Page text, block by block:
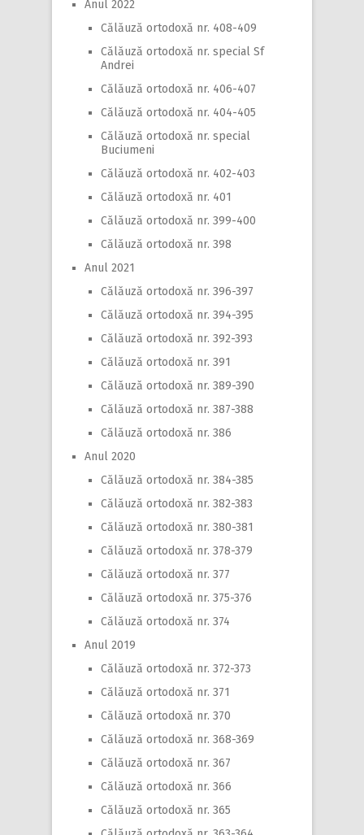
Anul 2022
Călăuză ortodoxă nr. 408-409
Călăuză ortodoxă nr. special Sf
Andrei
Călăuză ortodoxă nr. 406-407
Călăuză ortodoxă nr. 404-405
Călăuză ortodoxă nr. special
Buciumeni
Călăuză ortodoxă nr. 402-403
Călăuză ortodoxă nr. 401
Călăuză ortodoxă nr. 399-400
Călăuză ortodoxă nr. 398
Anul 2021
Călăuză ortodoxă nr. 396-397
Călăuză ortodoxă nr. 394-395
Călăuză ortodoxă nr. 392-393
Călăuză ortodoxă nr. 391
Călăuză ortodoxă nr. 389-390
Călăuză ortodoxă nr. 387-388
Călăuză ortodoxă nr. 386
Anul 2020
Călăuză ortodoxă nr. 384-385
Călăuză ortodoxă nr. 382-383
Călăuză ortodoxă nr. 380-381
Călăuză ortodoxă nr. 378-379
Călăuză ortodoxă nr. 377
Călăuză ortodoxă nr. 375-376
Călăuză ortodoxă nr. 374
Anul 2019
Călăuză ortodoxă nr. 372-373
Călăuză ortodoxă nr. 371
Călăuză ortodoxă nr. 370
Călăuză ortodoxă nr. 368-369
Călăuză ortodoxă nr. 367
Călăuză ortodoxă nr. 366
Călăuză ortodoxă nr. 365